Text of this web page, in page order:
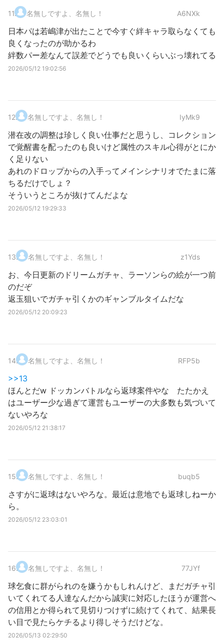
11. 名無しですよ、名無し！ A6NXk
日本パは若嶋津が出たことで今すぐ絆キャラ取らなくても
良くなったのが助かるわ
絆数パー差なんて誤差でどうでも良いくらいぶっ壊れてる
2026/05/12 19:02:56
12. 名無しですよ、名無し！ IyMk9
潜在改の調整は珍しく良い仕事だと思うし、コレクション
で覚醒書を配ったのも良いけど属性のスキル心得がとにか
く足りない
あれのドロップからの入手ってメインシナリオでたまに落
ちるだけでしょ？
そういうところが抜けてんだよな
2026/05/12 19:29:33
13. 名無しですよ、名無し！ z1Yds
お、今日更新のドリームガチャ、ラーソンらの絵が一つ前
のだぞ
返玉狙いでガチャ引くかのギャンブルタイムだな
2026/05/12 20:09:23
14. 名無しですよ、名無し！ RFP5b
>>13
ほんとだw ドッカンバトルなら返球案件やな たたかえ
はユーザー少な過ぎて運営もユーザーの大多数も気づいて
ないやろな
2026/05/12 21:38:17
15. 名無しですよ、名無し！ buqb5
さすがに返球はないやろな。最近は意地でも返球しねーか
ら。
2026/05/12 23:03:01
16. 名無しですよ、名無し！ 77JYf
球乞食に群がられのを嫌うかもしれんけど、まだガチャ引
いてくれてる人達なんだから誠実に対応したほうが運営へ
の信用とか得られて見切りつけずに続けてくれて、結果長
い目で見たらケチるより得しそうだけどな。
2026/05/13 02:29:50